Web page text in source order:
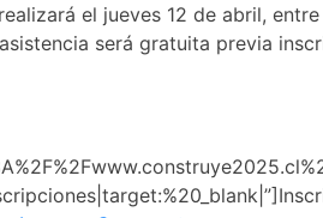
el jueves 12 de abril,
será gratuita previa